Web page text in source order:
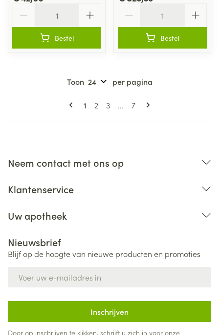
Bestel Bestel
Pagina's
U lees momenteel pagina
1 Pagina
2 Pagina
3 ... Pagina
7
Toon per pagina
Neem contact met ons op
Klantenservice
Uw apotheek
Nieuwsbrief
Blijf op de hoogte van nieuwe producten en promoties
Inschrijven
Door op inschrijven te klikken, schrijft u zich in voor onze